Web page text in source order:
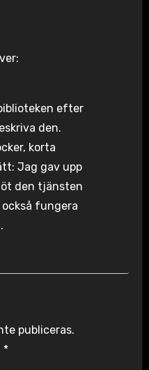
efter
den.
korta
Jag gav upp
den tjänsten
också fungera
publiceras.
*